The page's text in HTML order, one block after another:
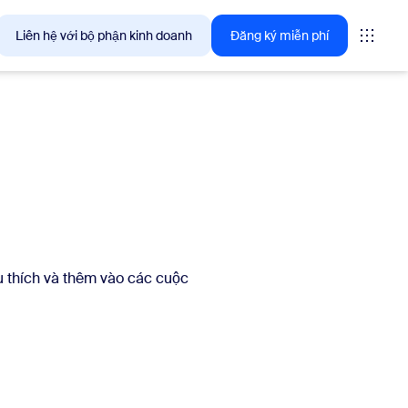
Liên hệ với bộ phận kinh doanh Đăng ký miễn phí
thích và thêm vào các cuộc